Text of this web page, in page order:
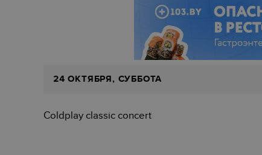
24 ОКТЯБРЯ, СУББОТА
Coldplay classic concert